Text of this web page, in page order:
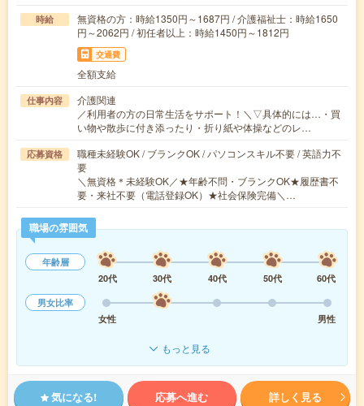
時給
無資格の方：時給1350円～1687円 / 介護福祉士：時給1650
円～2062円 / 初任者以上：時給1450円～1812円
交通費
全額支給
仕事内容
介護関連
／利用者の方の日常生活をサポート！＼▽具体的には…・買
い物や散歩に付き添ったり・折り紙や体操などのレ…
応募資格
職種未経験OK / ブランクOK / パソコンスキル不要 / 英語力不
要
＼無資格＊未経験OK／★年齢不問・ブランクOK★履歴書不
要・来社不要（電話登録OK）★社会保険完備＼…
職場の雰囲気
年齢層
20代
30代 40代 50代
60代
男女比率
女性
男性
もっと見る
気になる! 応募へ進む 詳しく見る